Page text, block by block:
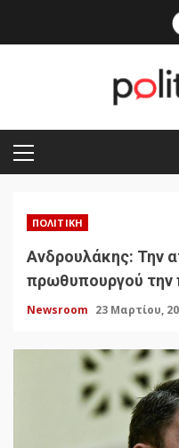
PRIMARY
MENU
ΠΟΛΙΤΙΚΉ
Ανδρουλάκης: Την
πρωθυπουργού την
Newsroom 23 Μαρτίου,